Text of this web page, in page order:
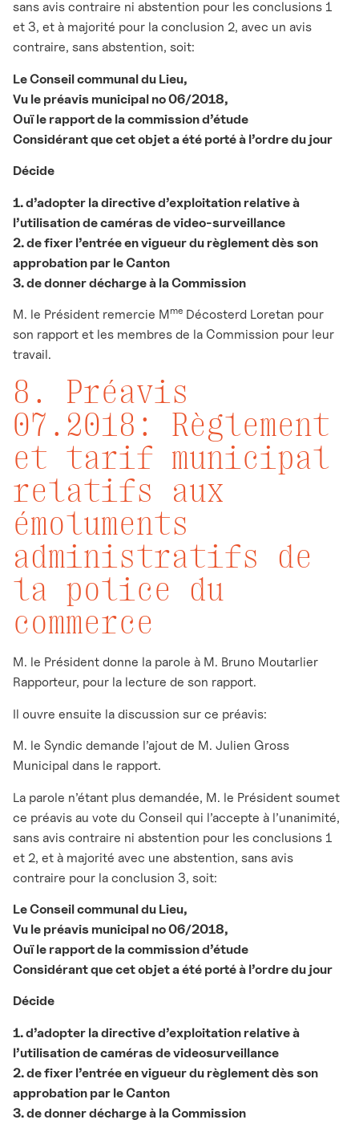
sans avis contraire ni abstention pour les conclusions 1
et 3, et à majorité pour la conclusion 2, avec un avis
contraire, sans abstention, soit:
Le Conseil communal du Lieu,
Vu le préavis municipal no 06/2018,
Ouï le rapport de la commission d’étude
Considérant que cet objet a été porté à l’ordre du jour
Décide
1. d’adopter la directive d’exploitation relative à
l’utilisation de caméras de video-surveillance
2. de fixer l’entrée en vigueur du règlement dès son
approbation par le Canton
3. de donner décharge à la Commission
M. le Président remercie Mme Décosterd Loretan pour
son rapport et les membres de la Commission pour leur
travail.
8. Préavis
07.2018: Règlement
et tarif municipal
relatifs aux
émoluments
administratifs de
la police du
commerce
M. le Président donne la parole à M. Bruno Moutarlier
Rapporteur, pour la lecture de son rapport.
Il ouvre ensuite la discussion sur ce préavis:
M. le Syndic demande l’ajout de M. Julien Gross
Municipal dans le rapport.
La parole n’étant plus demandée, M. le Président soumet
ce préavis au vote du Conseil qui l’accepte à l’unanimité,
sans avis contraire ni abstention pour les conclusions 1
et 2, et à majorité avec une abstention, sans avis
contraire pour la conclusion 3, soit:
Le Conseil communal du Lieu,
Vu le préavis municipal no 06/2018,
Ouï le rapport de la commission d’étude
Considérant que cet objet a été porté à l’ordre du jour
Décide
1. d’adopter la directive d’exploitation relative à
l’utilisation de caméras de videosurveillance
2. de fixer l’entrée en vigueur du règlement dès son
approbation par le Canton
3. de donner décharge à la Commission